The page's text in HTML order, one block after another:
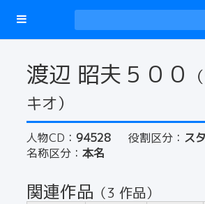
渡辺 昭夫５００
キオ）
人物CD： 94528 役割区分： ス
名称区分： 本名
関連作品 （3 作品）